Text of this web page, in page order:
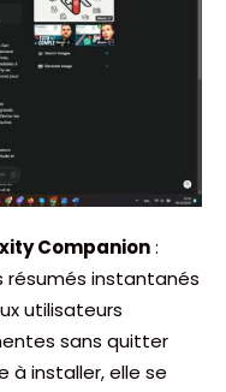
Companion:
instantanés
utilisateurs
sans quitter
à installer, elle se